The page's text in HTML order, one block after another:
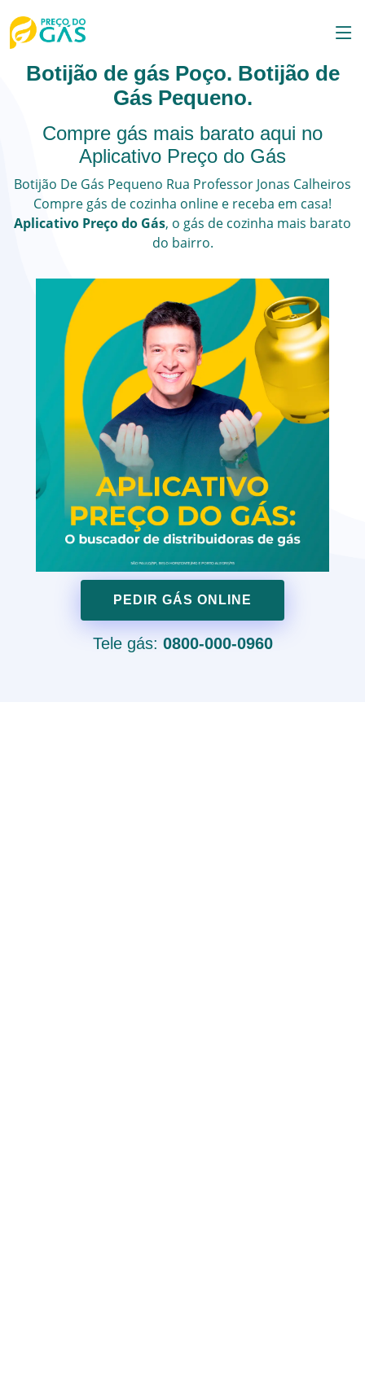
Botijão de gás Poço. Botijão de
Gás Pequeno.
Compre gás mais barato aqui no
Aplicativo Preço do Gás
Botijão De Gás Pequeno Rua Professor Jonas Calheiros
Compre gás de cozinha online e receba em casa!
Aplicativo Preço do Gás, o gás de cozinha mais barato
do bairro.
PEDIR GÁS ONLINE
Tele gás: 0800-000-0960